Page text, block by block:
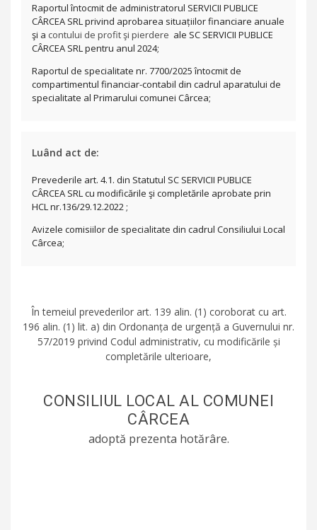
Raportul întocmit de administratorul SERVICII PUBLICE
CÂRCEA SRLprivind aprobarea situațiilor financiare anuale
şi a contului de profit şi pierdere ale SC SERVICII PUBLICE
CÂRCEA SRL pentru anul 2024;
Raportul de specialitate nr. 7700/2025 întocmit de
compartimentul financiar-contabil din cadrul aparatului de
specialitate al Primarului comunei Cârcea;
Luând act de:
Prevederile art. 4.1. din Statutul SC SERVICII PUBLICE
CÂRCEA SRL cu modificările şi completările aprobate prin
HCL nr.136/29.12.2022 ;
Avizele comisiilor de specialitate din cadrul Consiliului Local
Cârcea;
În temeiul prevederilor art. 139 alin. (1) coroborat cu art.
196 alin. (1) lit. a) din Ordonanța de urgență a Guvernului nr.
57/2019 privind Codul administrativ, cu modificările și
completările ulterioare,
CONSILIUL LOCAL AL COMUNEI
CÂRCEA
adoptă prezenta hotărâre.